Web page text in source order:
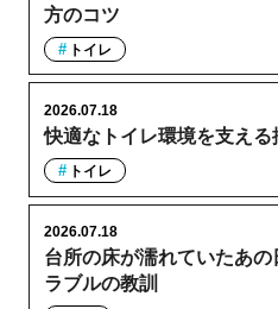
方のコツ
トイレ
快適なトイレ環境を支え
2026.07.18
トイレ
台所の床が濡れていたあ
ラブルの教訓
2026.07.18